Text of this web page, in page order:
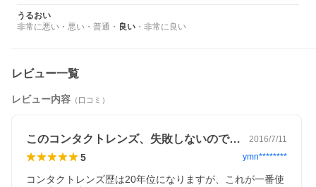
うるおい
非常に悪い ・ 悪い ・ 普通 ・ 良い ・ 非常に良い
レビュー一覧
レビュー内容 （口コミ）
このコンタクトレンズ、失敗しないので… 2016/7/11
5 ymn********
コンタクトレンズ歴は20年位になりますが、これが一番使